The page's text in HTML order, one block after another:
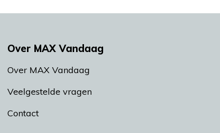
Over MAX Vandaag
Over MAX Vandaag
Veelgestelde vragen
Contact